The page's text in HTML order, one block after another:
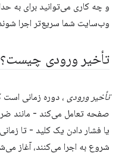
و چه کاری می‌توانید برای به
وب‌سایت شما سریع‌تر اجرا
تأخیر ورودی چیست؟
تأخیر ورودی ، دوره زمانی است
صفحه تعامل می‌کند - مانند
یا فشار دادن یک کلید - تا
شروع به اجرا می‌کنند، آغاز